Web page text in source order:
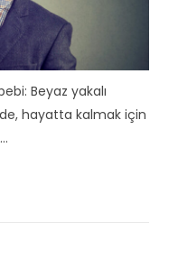
Beyaz yakalı
hayatta kalmak için